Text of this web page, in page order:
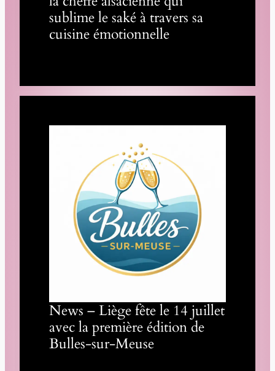
sublime le saké à travers sa
cuisine émotionnelle
News – Liège fête le 14 juillet
avec la première édition de
Bulles-sur-Meuse